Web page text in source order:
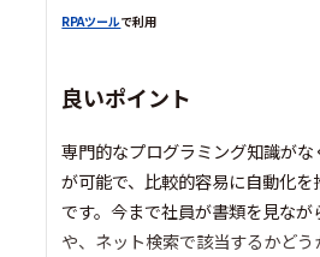
RPAツールで利用
良いポイント
専門的なプログラミング知識が
が可能で、比較的容易に自動化
です。今まで社員が書類を見な
や、ネット検索で該当するかど